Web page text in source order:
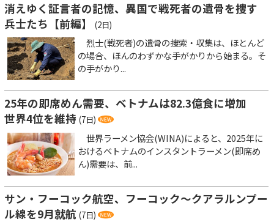
消えゆく証言者の記憶、異国で戦死者の遺骨を捜す
兵士たち【前編】
(2日)
烈士(戦死者)の遺骨の捜索・収集は、ほとんど
の場合、ほんのわずかな手がかりから始まる。そ
の手がかり...
25年の即席めん需要、ベトナムは82.3億食に増加
世界4位を維持 (7日)
世界ラーメン協会(WINA)によると、2025年に
おけるベトナムのインスタントラーメン(即席め
ん)需要は、前...
サン・フーコック航空、フーコック～クアラルンプー
ル線を9月就航 (7日)